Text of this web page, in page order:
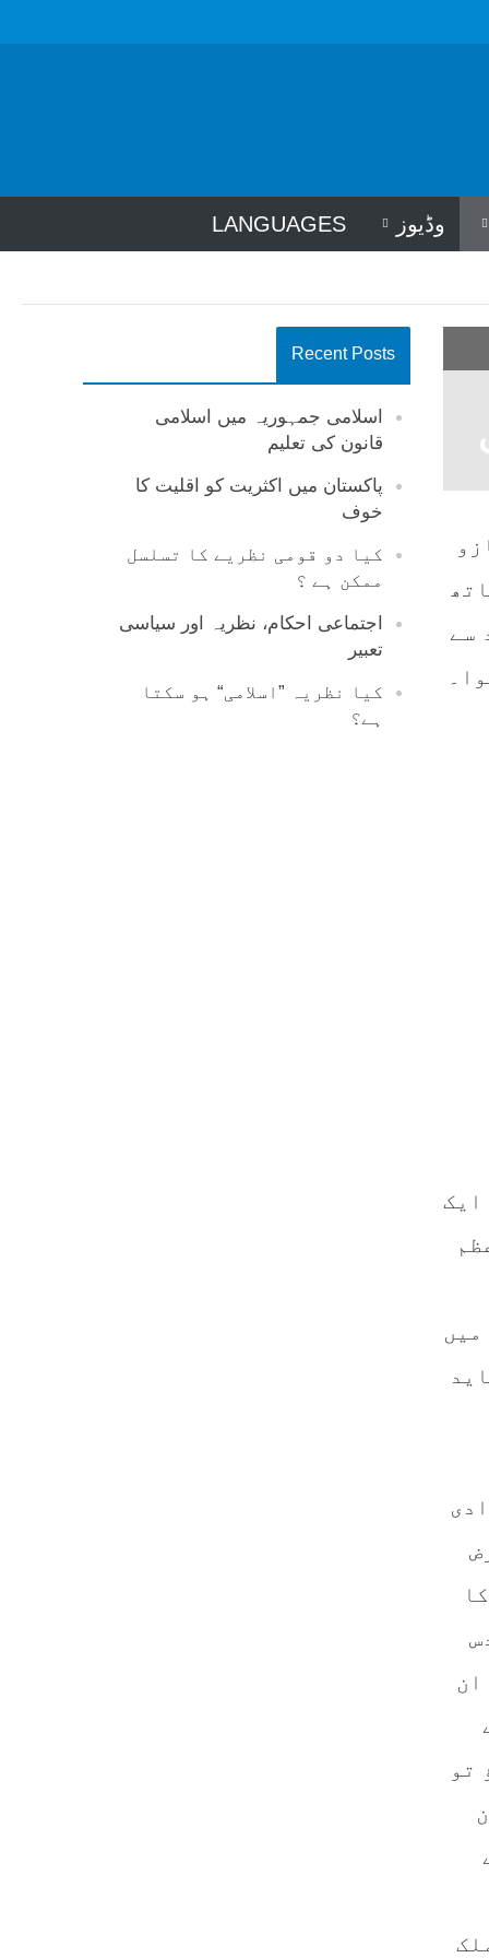
وڈیوز LANGUAGES
Recent Posts
اسلامی جمہوریہ میں اسلامی
قانون کی تعلیم
پاکستان میں اکثریت کو اقلیت کا
خوف
کیا دو قومی نظریے کا تسلسل
ممکن ہے ؟
اجتماعی احکام، نظریہ اور سیاسی
تعبیر
کیا نظریہ ”اسلامی“ ہو سکتا
ہے؟
سے
ایک
میں
ان
تو